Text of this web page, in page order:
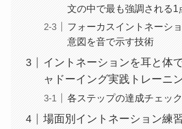
文の中で最も強調される1
フォーカスイントネーシ
意図を音で示す技術
イントネーションを耳と体
ャドーイング実践トレーニ
各ステップの達成チェッ
場面別イントネーション練